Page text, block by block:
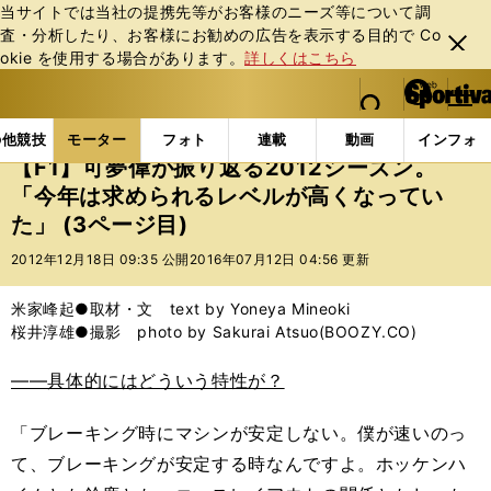
当サイトでは当社の提携先等がお客様のニーズ等について調
査・分析したり、お客様にお勧めの広告を表⽰する⽬的で Co
okie を使⽤する場合があります。詳しくはこちら
閉じ
る
web Sportiva (webスポルティーバ)
検索
マイペ
ー
ジ
メニュ
競技 モーター フォト 連載 動画 インフォ
b
ス
ポ
ル
テ
ー
バ
モーターの記事一覧 モーター F1 【F1】可夢偉
【F1】可夢偉が振り返る2012シーズン。
「今年は求められるレベルが高くなってい
た」 (3ページ目)
2012年12月18日 09:35 公開 2016年07月12日 04:56 更新
米家峰起●取材・文 text by Yoneya Mineoki
桜井淳雄●撮影 photo by Sakurai Atsuo(BOOZY.CO)
――具体的にはどういう特性が？
「ブレーキング時にマシンが安定しない。僕が速いのっ
て、ブレーキングが安定する時なんですよ。ホッケンハ